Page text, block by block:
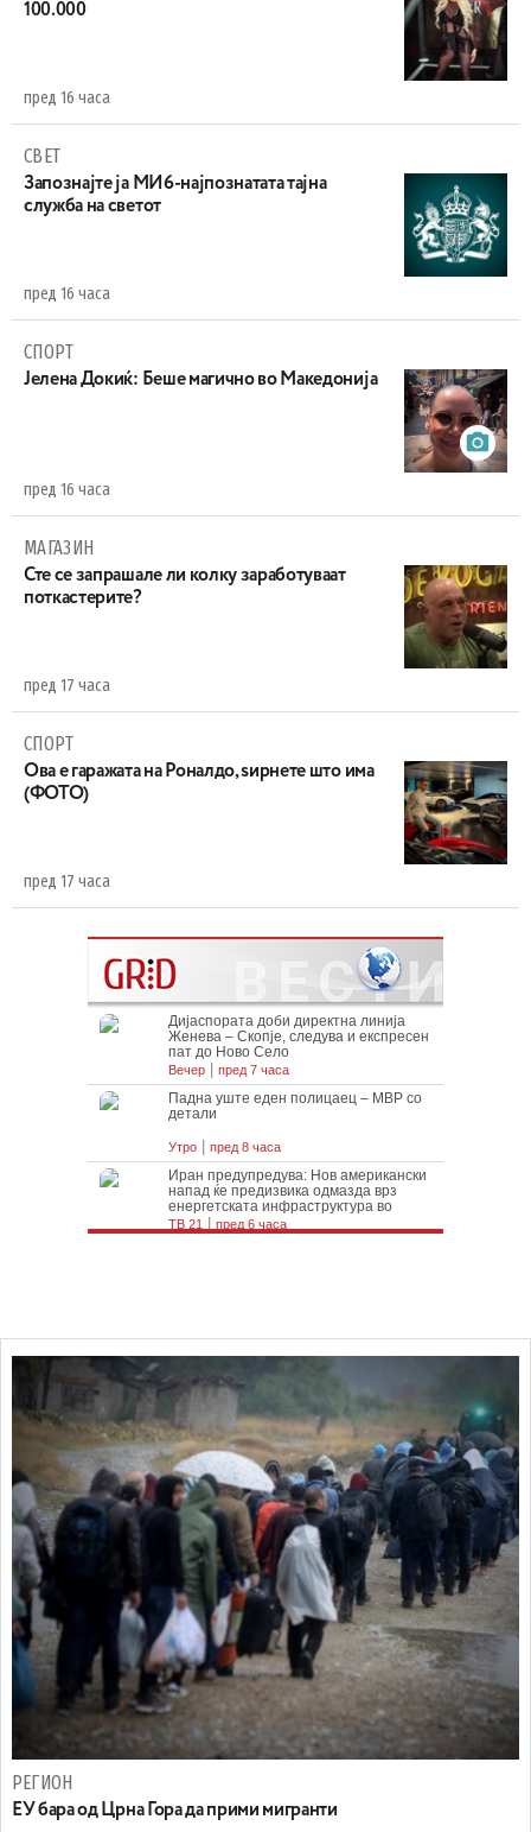
100.000
пред 16 часа
СВЕТ
Запознајте ја МИ6-најпознатата тајна
служба на светот
пред 16 часа
СПОРТ
Јелена Докиќ: Беше магично во Македонија
пред 16 часа
МАГАЗИН
Сте се запрашале ли колку заработуваат
поткастерите?
пред 17 часа
СПОРТ
Ова е гаражата на Роналдо, ѕирнете што има
(ФОТО)
пред 17 часа
РЕГИОН
EУ бара од Црна Гора да прими мигранти